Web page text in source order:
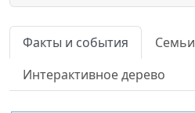
Факты и события
Семьи
Интерактивное дерево